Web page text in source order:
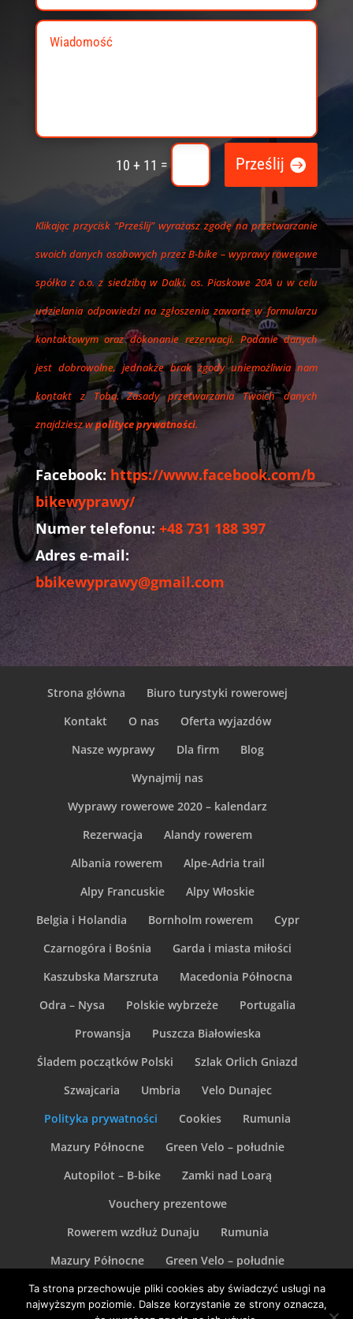
10 + 11 = Prześlij
Klikając przycisk “Prześlij” wyrażasz zgodę na przetwarzanie
swoich danych osobowych przez B-bike – wyprawy rowerowe
spółka z o.o. z siedzibą w Dalki, os. Piaskowe 20A u w celu
udzielania odpowiedzi na zgłoszenia zawarte w formularzu
kontaktowym oraz dokonanie rezerwacji. Podanie danych
jest dobrowolne, jednakże brak zgody uniemożliwia nam
kontakt z Tobą. Zasady przetwarzania Twoich danych
znajdziesz wpolityce prywatności.
Facebook: https://www.facebook.com/b
bikewyprawy/
Numer telefonu: +48 731 188 397
Adres e-mail:
bbikewyprawy@gmail.com
Strona główna
Biuro turystyki rowerowej
Kontakt
O nas
Oferta wyjazdów
Nasze wyprawy
Dla firm
Blog
Wynajmij nas
Wyprawy rowerowe 2020 – kalendarz
Rezerwacja
Alandy rowerem
Albania rowerem
Alpe-Adria trail
Alpy Francuskie
Alpy Włoskie
Belgia i Holandia
Bornholm rowerem
Cypr
Czarnogóra i Bośnia
Garda i miasta miłości
Kaszubska Marszruta
Macedonia Północna
Odra – Nysa
Polskie wybrzeże
Portugalia
Prowansja
Puszcza Białowieska
Śladem początków Polski
Szlak Orlich Gniazd
Szwajcaria
Umbria
Velo Dunajec
Polityka prywatności
Cookies
Rumunia
Mazury Północne
Green Velo – południe
Autopilot – B-bike
Zamki nad Loarą
Vouchery prezentowe
Rowerem wzdłuż Dunaju
Rumunia
Mazury Północne
Green Velo – południe
Toskania rowerem
Chile Wełtawa i Łaba
Ta strona przechowuje pliki cookies aby świadczyć usługi na
najwyższym poziomie. Dalsze korzystanie ze strony oznacza,